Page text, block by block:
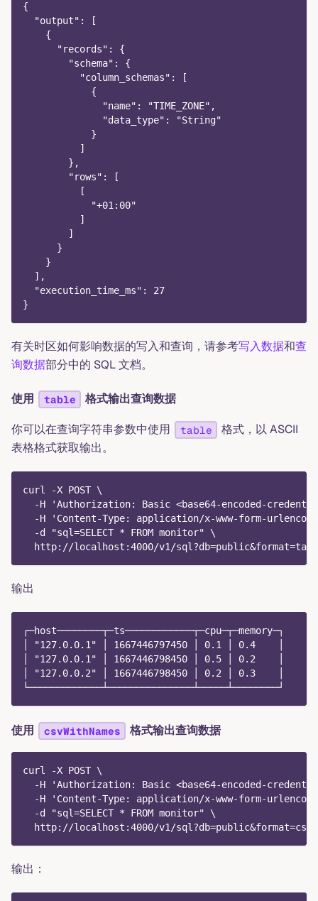
{
  "output": [
    {
      "records": {
        "schema": {
          "column_schemas": [
            {
              "name": "TIME_ZONE",
              "data_type": "String"
            }
          ]
        },
        "rows": [
          [
            "+01:00"
          ]
        ]
      }
    }
  ],
  "execution_time_ms": 27
}
有关时区如何影响数据的写入和查询，请参考写入数据和查
询数据部分中的 SQL 文档。
使用 table 格式输出查询数据
你可以在查询字符串参数中使用 table
格式，以 ASCII
表格格式获取输出。
curl -X POST \
-H 'Authorization: Basic <base64-encoded-
-H 'Content-Type: application/x-www-form-
  -d "sql=SELECT * FROM monitor" \
http://localhost:4000/v1/
输出
┌─host────────┬─ts────────────┬─cpu─┬─memory─┐
│ "127.0.0.1" │ 1667446797450 │ 0.1 │ 0.4    │
│ "127.0.0.1" │ 1667446798450 │ 0.5 │ 0.2    │
│ "127.0.0.2" │ 1667446798450 │ 0.2 │ 0.3    │
└─────────────┴───────────────┴─────┴────────┘
使用 csvWithNames 格式输出查询数据
curl -X POST \
-H 'Authorization: Basic <base64-encoded-
-H 'Content-Type: application/x-www-form-
  -d "sql=SELECT * FROM monitor" \
http://localhost:4000/v1/
输出：